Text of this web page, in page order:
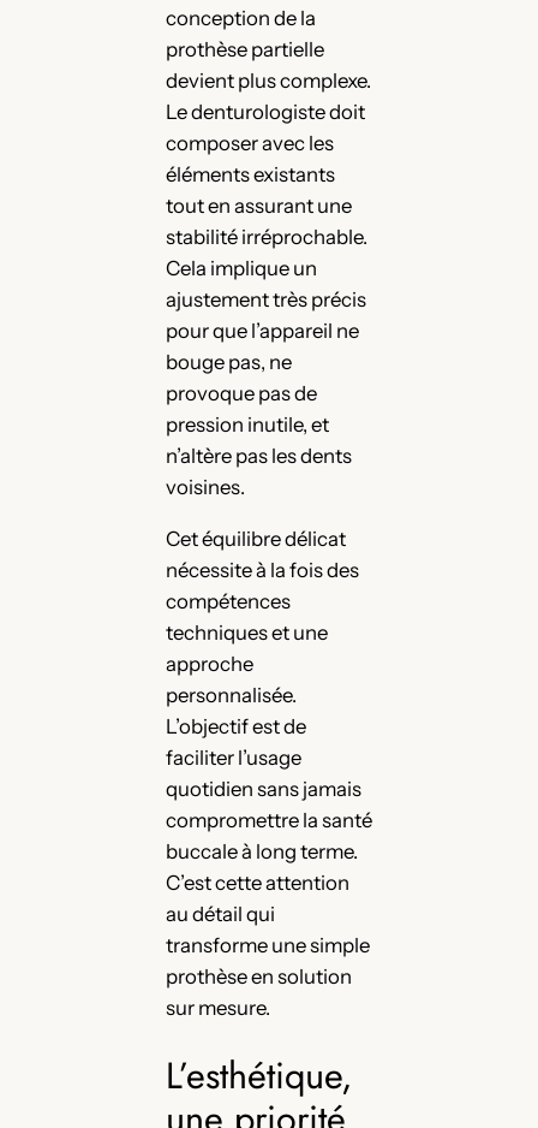
conception de la
prothèse partielle
devient plus complexe.
Le denturologiste doit
composer avec les
éléments existants
tout en assurant une
stabilité irréprochable.
Cela implique un
ajustement très précis
pour que l’appareil ne
bouge pas, ne
provoque pas de
pression inutile, et
n’altère pas les dents
voisines.
Cet équilibre délicat
nécessite à la fois des
compétences
techniques et une
approche
personnalisée.
L’objectif est de
faciliter l’usage
quotidien sans jamais
compromettre la santé
buccale à long terme.
C’est cette attention
au détail qui
transforme une simple
prothèse en solution
sur mesure.
L’esthétique,